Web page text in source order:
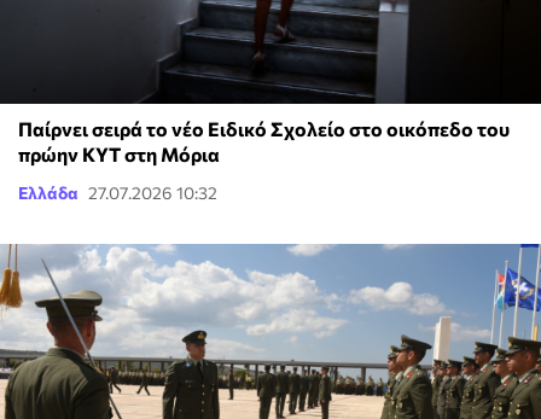
Παίρνει σειρά το νέο Ειδικό Σχολείο στο οικόπεδο του
πρώην ΚΥΤ στη Μόρια
Ελλάδα 27.07.2026 10:32